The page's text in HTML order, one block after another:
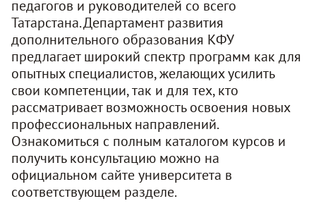
педагогов и руководителей со всего
Татарстана. Департамент развития
дополнительного образования КФУ
предлагает широкий спектр программ как для
опытных специалистов, желающих усилить
свои компетенции, так и для тех, кто
рассматривает возможность освоения новых
профессиональных направлений.
Ознакомиться с полным каталогом курсов и
получить консультацию можно на
официальном сайте университета в
соответствующем разделе.